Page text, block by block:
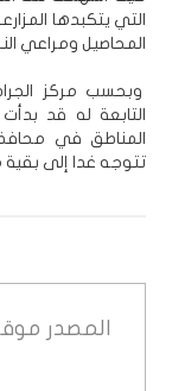
التي يتكبدها
المحاصيل ومراعي
وبحسب مركز
التابعة له قد
المناطق في
تتوجه غدا إلى
المصدر